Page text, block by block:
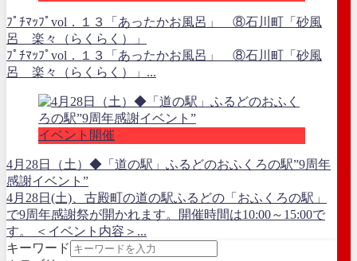
ﾌﾟﾁﾏｯﾌﾟvol．１３「あったかお風呂」 ⑧石川町「砂風
呂 楽々（らくらく）」
ﾌﾟﾁﾏｯﾌﾟvol．１３「あったかお風呂」 ⑧石川町「砂風
呂 楽々（らくらく）」...
イベント開催
4月28日（土）◆「道の駅」ふるどのおふくろの駅”9周年
感謝イベント”
4月28日(土)、古殿町の道の駅ふるどの「おふくろの駅」
で9周年感謝祭が開かれます。開催時間は10:00～15:00で
す。 ＜イベント内容＞...
キーワード